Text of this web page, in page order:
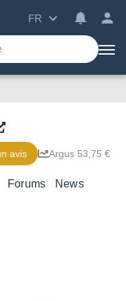
FR
avis Argus 53,75 €
Forums News